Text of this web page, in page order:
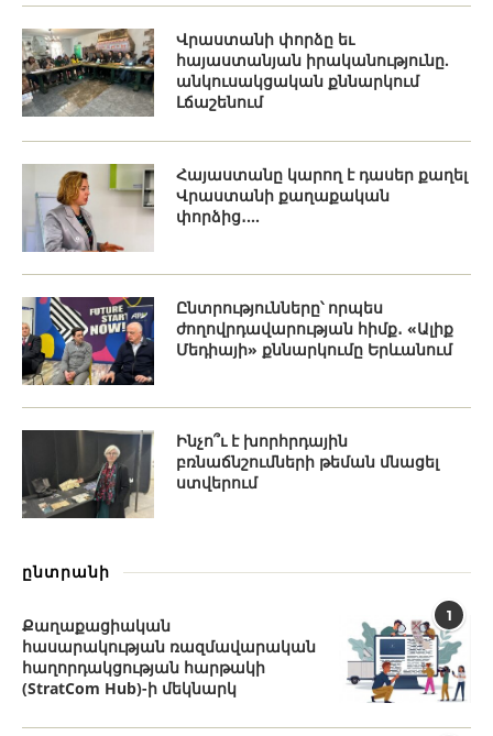
Վրաստանի փորձը եւ
հայաստանյան իրականությունը.
անկուսակցական քննարկում
Լճաշենում
Հայաստանը կարող է դասեր քաղել
Վրաստանի քաղաքական
փորձից․...
Ընտրությունները՝ որպես
ժողովրդավարության հիմք․ «Ալիք
Մեդիայի» քննարկումը Երևանում
Ինչո՞ւ է խորհրդային
բռնաճնշումների թեման մնացել
ստվերում
ընտրանի
1
Քաղաքացիական
հասարակության ռազմավարական
հաղորդակցության հարթակի
(StratCom Hub)-ի մեկնարկ